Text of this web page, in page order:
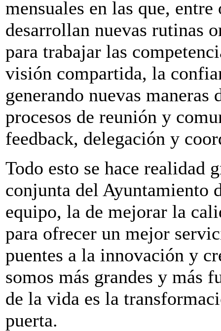
mensuales en las que,
desarrollan nuevas rutinas
para trabajar las
visión compartida, la
generando nuevas
procesos de reunión y
feedback, delegación y
Todo esto se hace realidad
conjunta del Ayuntamiento
equipo, la de mejorar la
para ofrecer un mejor
puentes a la innovación y
somos más grandes y más
de la vida es la
puerta.